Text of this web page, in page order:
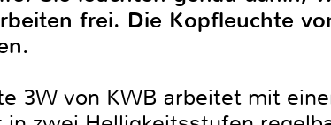
frei. Die Kopfleuchte
3W von KWB arbeitet mit